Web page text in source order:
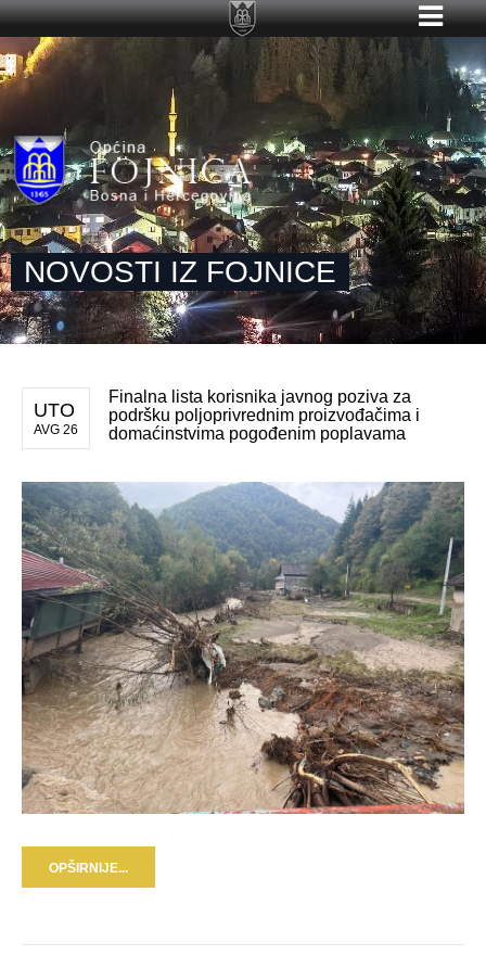
NOVOSTI IZ FOJNICE
UTO
AVG 26
Finalna lista korisnika javnog poziva za
podršku poljoprivrednim proizvođačima i
domaćinstvima pogođenim poplavama
OPŠIRNIJE...